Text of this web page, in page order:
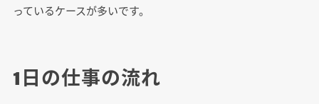
っているケースが多いです。
1日の仕事の流れ